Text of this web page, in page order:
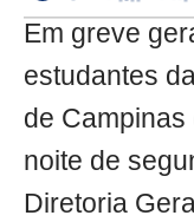
Em greve
estudantes
de
noite de
Diretoria